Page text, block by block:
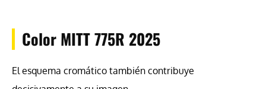
Color MITT 775R 2025
El esquema cromático también contribuye